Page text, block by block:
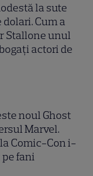
la sute
Cum a
Stallone unul
actori de
noul Ghost
Marvel.
Comic-Con i-
fani